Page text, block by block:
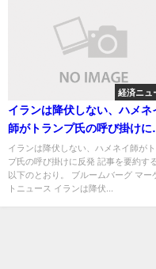
経済ニュ
イランは降伏しない、ハメネ
師がトランプ氏の呼び掛けに
発
イランは降伏しない、ハメネイ師が
プ氏の呼び掛けに反発 記事を要約す
以下のとおり。 ブルームバーグ マー
トニュース イランは降伏...